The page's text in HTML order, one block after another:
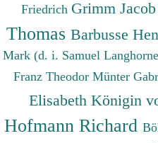
Friedrich Grimm Jacob
Thomas Barbusse
Mark (d. i. Samuel
Franz Theodor Münter
Elisabeth Königin
Hofmann Richard